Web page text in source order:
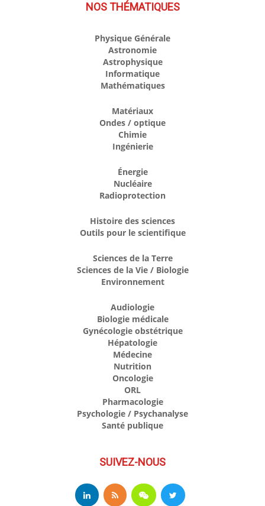
NOS THÉMATIQUES
Physique Générale
Astronomie
Astrophysique
Informatique
Mathématiques
Matériaux
Ondes / optique
Chimie
Ingénierie
Énergie
Nucléaire
Radioprotection
Histoire des sciences
Outils pour le scientifique
Sciences de la Terre
Sciences de la Vie / Biologie
Environnement
Audiologie
Biologie médicale
Gynécologie obstétrique
Hépatologie
Médecine
Nutrition
Oncologie
ORL
Pharmacologie
Psychologie / Psychanalyse
Santé publique
SUIVEZ-NOUS